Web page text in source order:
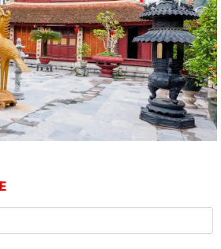
toàn quốc sơ kết 1 năm vận hành mô hình
điều của Luật Tiếp công dân, luật khiếu
số điều của Luật phòng chống tham nhũng
đẩy mạnh thực hiện tìm kiếm, quy tập và
28/6
của Chủ tịch Ủy ban nhân dân xã Quý III, IV